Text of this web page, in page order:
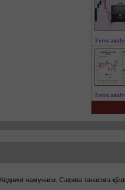
Коднинг намунаси. Саҳива танасига